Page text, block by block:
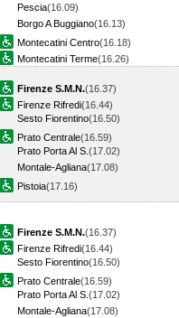
Pescia(16.09)
Borgo A Buggiano(16.13)
Montecatini Centro(16.18)
Montecatini Terme(16.26)
Firenze S.M.N.(16.37)
Firenze Rifredi(16.44)
Sesto Fiorentino(16.50)
Prato Centrale(16.59)
Prato Porta Al S. (17.02)
Montale-Agliana(17.08)
Pistoia(17.16)
Firenze S.M.N.(16.37)
Firenze Rifredi(16.44)
Sesto Fiorentino(16.50)
Prato Centrale(16.59)
Prato Porta Al S. (17.02)
Montale-Agliana(17.08)